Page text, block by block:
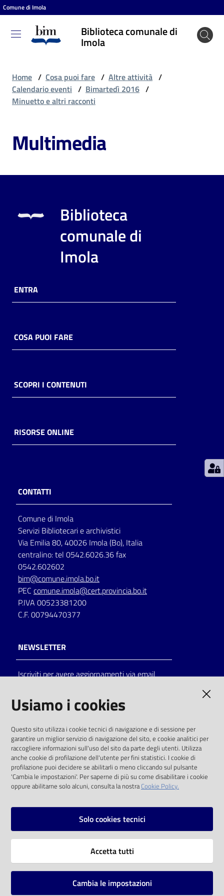
Vai al contenuto
Vai alla navigazione
Vai al footer
Comune di Imola
Biblioteca comunale di
Imola
Biblioteca
comunale
Cosa
fare
Scopri
online
Piani
Decentrate
Seguici
su
on line
Eventi
Chiedi al
bibliotecario
Avvisi
Home / Cosa puoi fare / Altre attività /
Calendario eventi / Bimartedì 2016 /
Minuetto e altri racconti
Multimedia
Biblioteca
comunale di
Imola
ENTRA
COSA PUOI FARE
SCOPRI I CONTENUTI
RISORSE ONLINE
CONTATTI
Comune di Imola
Servizi Bibliotecari e archivistici
Via Emilia 80, 40026 Imola (Bo), Italia
centralino: tel 0542.6026.36 fax
0542.602602
bim@comune.imola.bo.it
PEC comune.imola@cert.provincia.bo.it
P.IVA 00523381200
C.F. 00794470377
NEWSLETTER
Iscriviti per avere aggiornamenti via email
solo alle condizioni previste dalla direttiva
comunitaria 2003/98/CE e dal d.lgs. 36/2006
SOCIAL
Instagram
Vai alla pagina
Usiamo i cookies
Questo sito utilizza i cookie tecnici di navigazione e di sessione per
garantire un miglior servizio di navigazione del sito, e cookie analitici per
raccogliere informazioni sull'uso del sito da parte degli utenti. Utilizza
anche cookie di profilazione dell'utente per fini statistici. I cookie di
profilazione puoi decidere se abilitarli o meno cliccando sul pulsante
'Cambia le impostazioni'. Per saperne di più su come disabilitare i cookie
oppure abilitarne solo alcuni, consulta la nostraCookie Policy.
Solo cookies tecnici
Accetta tutti
Cambia le impostazioni